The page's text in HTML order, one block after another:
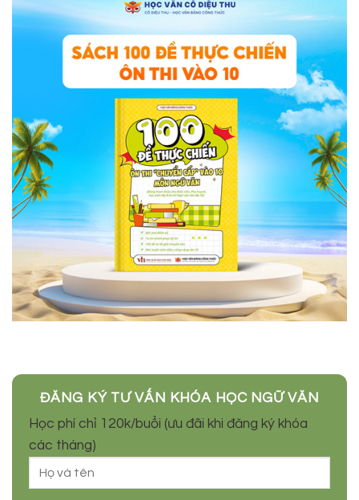
ĐĂNG KÝ TƯ VẤN KHÓA HỌC NGỮ VĂN
Học phí chỉ 120k/buổi (ưu đãi khi đăng ký khóa
các tháng)